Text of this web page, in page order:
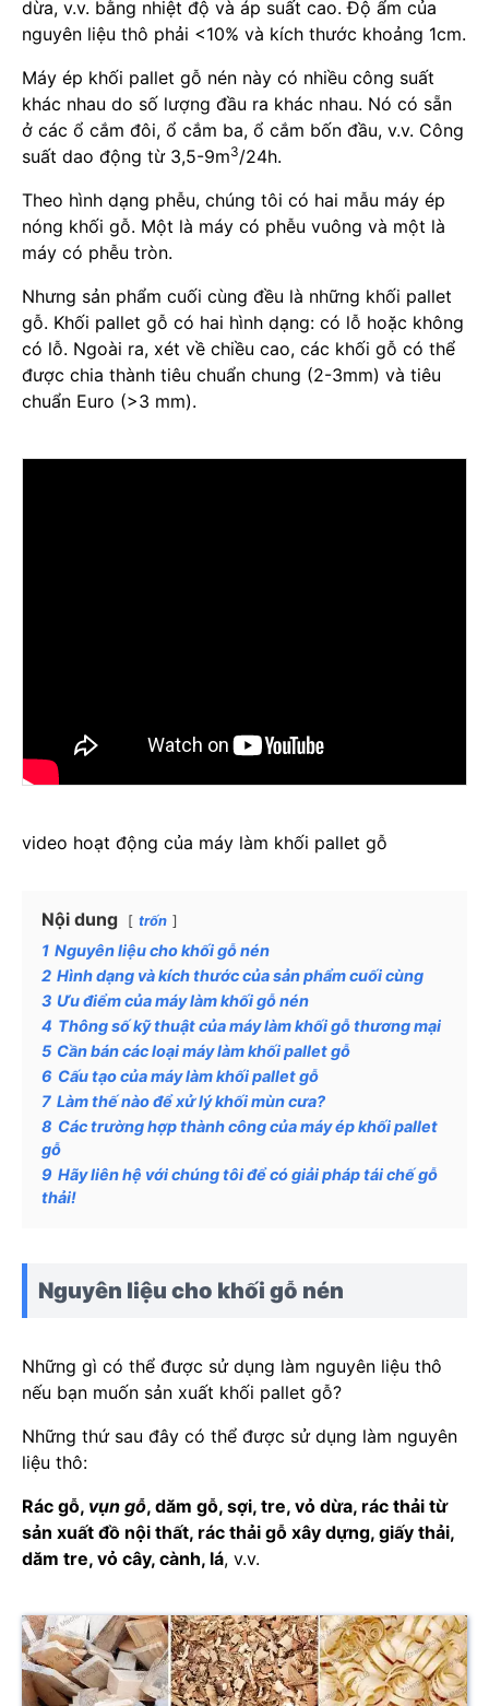
dừa, v.v. bằng nhiệt độ và áp suất cao. Độ ẩm của
nguyên liệu thô phải <10% và kích thước khoảng 1cm.
Máy ép khối pallet gỗ nén này có nhiều công suất
khác nhau do số lượng đầu ra khác nhau. Nó có sẵn
ở các ổ cắm đôi, ổ cắm ba, ổ cắm bốn đầu, v.v. Công
suất dao động từ 3,5-9m3/24h.
Theo hình dạng phễu, chúng tôi có hai mẫu máy ép
nóng khối gỗ. Một là máy có phễu vuông và một là
máy có phễu tròn.
Nhưng sản phẩm cuối cùng đều là những khối pallet
gỗ. Khối pallet gỗ có hai hình dạng: có lỗ hoặc không
có lỗ. Ngoài ra, xét về chiều cao, các khối gỗ có thể
được chia thành tiêu chuẩn chung (2-3mm) và tiêu
chuẩn Euro (>3 mm).
video hoạt động của máy làm khối pallet gỗ
Nội dung trốn
1 Nguyên liệu cho khối gỗ nén
2 Hình dạng và kích thước của sản phẩm cuối cùng
3 Ưu điểm của máy làm khối gỗ nén
4 Thông số kỹ thuật của máy làm khối gỗ thương mại
5 Cần bán các loại máy làm khối pallet gỗ
6 Cấu tạo của máy làm khối pallet gỗ
7 Làm thế nào để xử lý khối mùn cưa?
8 Các trường hợp thành công của máy ép khối pallet
gỗ
9 Hãy liên hệ với chúng tôi để có giải pháp tái chế gỗ
thải!
Nguyên liệu cho khối gỗ nén
Những gì có thể được sử dụng làm nguyên liệu thô
nếu bạn muốn sản xuất khối pallet gỗ?
Những thứ sau đây có thể được sử dụng làm nguyên
liệu thô:
Rác gỗ, vụn gỗ, dăm gỗ, sợi, tre, vỏ dừa, rác thải từ
sản xuất đồ nội thất, rác thải gỗ xây dựng, giấy thải,
dăm tre, vỏ cây, cành, lá, v.v.